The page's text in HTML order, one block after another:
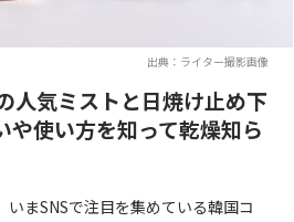
出典：ライター撮影画像
人気ミストと日焼け止め下
や使い方を知って乾燥知ら
いまSNSで注目を集めている韓国コ